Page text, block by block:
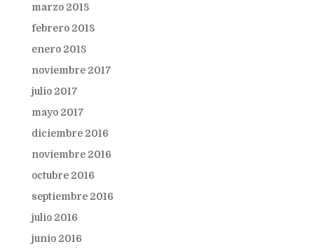
marzo 2018
febrero 2018
enero 2018
noviembre 2017
julio 2017
mayo 2017
diciembre 2016
noviembre 2016
octubre 2016
septiembre 2016
julio 2016
junio 2016